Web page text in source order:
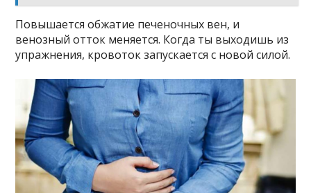
Повышается обжатие печеночных вен, и
венозный отток меняется. Когда ты выходишь из
упражнения, кровоток запускается с новой силой.